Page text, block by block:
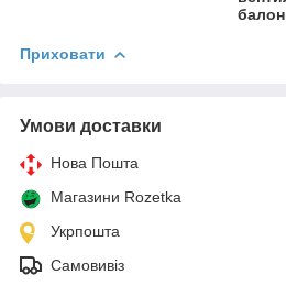
балон
Приховати
Умови доставки
Нова Пошта
Магазини Rozetka
Укрпошта
Самовивіз